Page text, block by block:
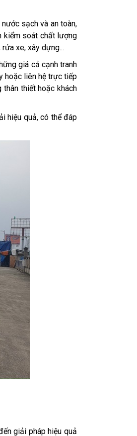
sạch và an toàn,
kiểm soát chất lượng
xe, xây dựng...
giá cả cạnh tranh
hoặc liên hệ trực tiếp
thiết hoặc khách
hiệu quả, có thể đáp
giải pháp hiệu quả